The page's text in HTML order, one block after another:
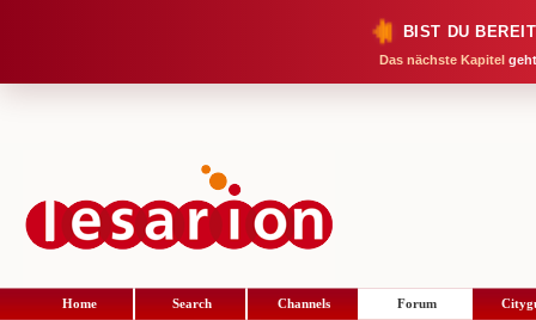
BIST DU
Das nächste Kapitel
Home Search Channels Forum